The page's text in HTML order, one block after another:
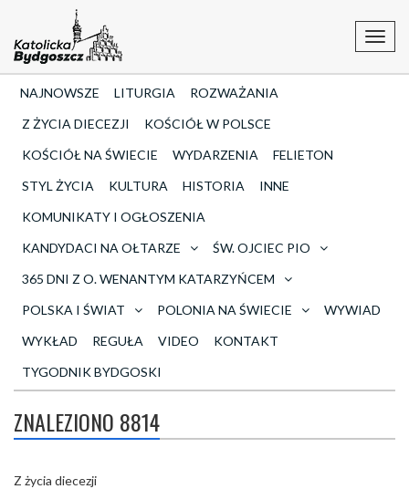
NAJNOWSZE LITURGIA
ROZWAŻANIA
Z ŻYCIA DIECEZJI
KOŚCIÓŁ W POLSCE
KOŚCIÓŁ NA ŚWIECIE
WYDARZENIA
FELIETON
STYL ŻYCIA
KULTURA HISTORIA
INNE
KOMUNIKATY I OGŁOSZENIA
KANDYDACI NA OŁTARZE
ŚW. OJCIEC PIO
365 DNI Z O. WENANTYM KATARZYŃCEM
POLSKA I ŚWIAT
POLONIA NA ŚWIECIE
WYWIAD
WYKŁAD
REGUŁA VIDEO
KONTAKT
TYGODNIK BYDGOSKI
ZNALEZIONO 8814
Z życia diecezji